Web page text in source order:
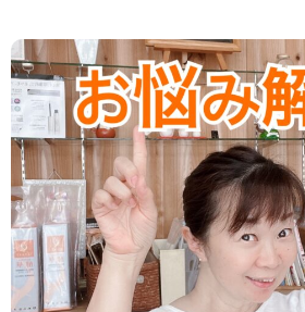
2025.05.01/ダイエット,新着
GW中すでに後悔が始まっ
に・・・。
GW真っ只中！！ いかがお過ご
えした 『激痩せ』対策実践中で
は・・・。 ってなことになって